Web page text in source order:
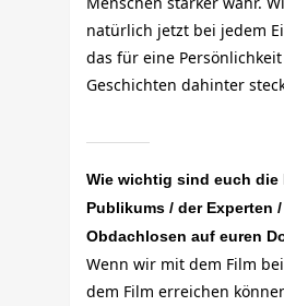
natürlich jetzt bei jedem
das für eine
Geschichten dahinter
Wie wichtig sind euch die
Publikums / der Experten
Obdachlosen auf euren
Wenn wir mit dem Film
dem Film erreichen